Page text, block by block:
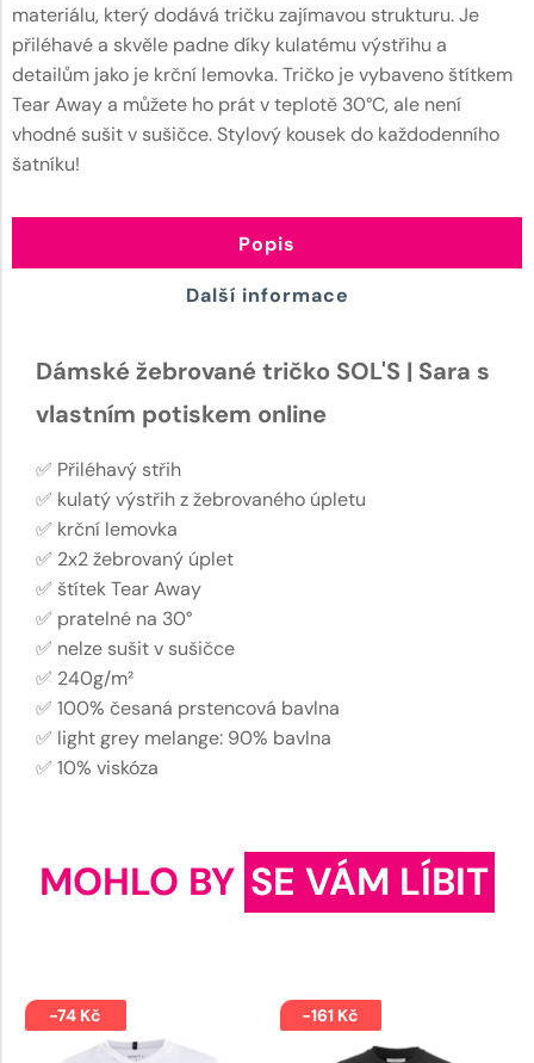
materiálu, který dodává tričku zajímavou strukturu. Je
přiléhavé a skvěle padne díky kulatému výstřihu a
detailům jako je krční lemovka. Tričko je vybaveno štítkem
Tear Away a můžete ho prát v teplotě 30°C, ale není
vhodné sušit v sušičce. Stylový kousek do každodenního
šatníku!
Popis
Další informace
Dámské žebrované tričko SOL'S | Sara s
vlastním potiskem online
✅ Přiléhavý střih
✅ kulatý výstřih z žebrovaného úpletu
✅ krční lemovka
✅ 2x2 žebrovaný úplet
✅ štítek Tear Away
✅ pratelné na 30°
✅ nelze sušit v sušičce
✅ 240g/m²
✅ 100% česaná prstencová bavlna
✅ light grey melange: 90% bavlna
✅ 10% viskóza
MOHLO BY SE VÁM LÍBIT
-74 Kč -161 Kč